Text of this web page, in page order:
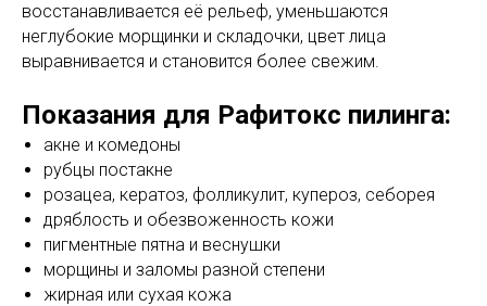
восстанавливается её рельеф, уменьшаются
неглубокие морщинки и складочки, цвет лица
выравнивается и становится более свежим.
Показания для Рафитокс пилинга:
акне и комедоны
рубцы постакне
розацеа, кератоз, фолликулит, купероз, себорея
дряблость и обезвоженность кожи
пигментные пятна и веснушки
морщины и заломы разной степени
жирная или сухая кожа